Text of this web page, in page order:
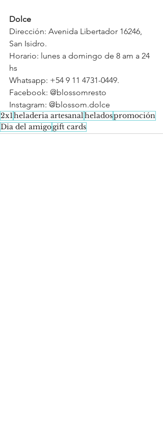
Dolce
Dirección: Avenida Libertador 16246,
San Isidro.
Horario: lunes a domingo de 8 am a 24
hs
Whatsapp: +54 9 11 4731-0449.
Facebook: @blossomresto
Instagram: @blossom.dolce
2x1heladeria artesanalheladospromoción
Dia del amigogift cards